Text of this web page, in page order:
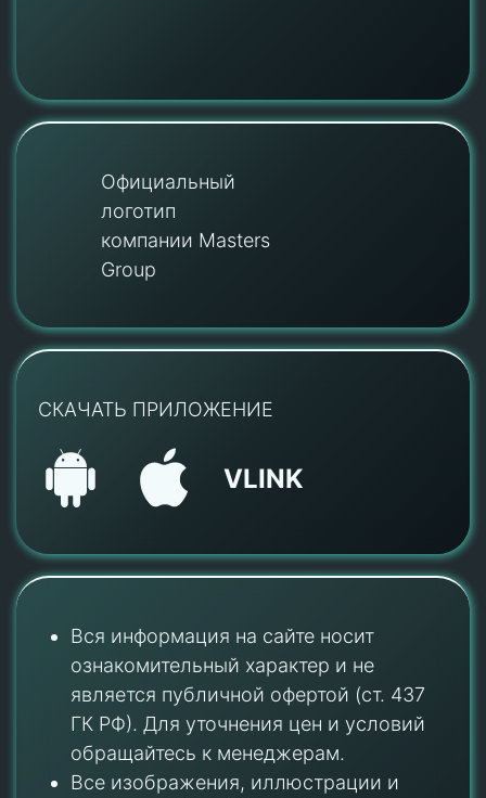
Официальный
логотип
компании Masters
Group
СКАЧАТЬ ПРИЛОЖЕНИЕ
VLINK
Вся информация на сайте носит
ознакомительный характер и не
является публичной офертой (ст. 437
ГК РФ). Для уточнения цен и условий
обращайтесь к менеджерам.
Все изображения, иллюстрации и